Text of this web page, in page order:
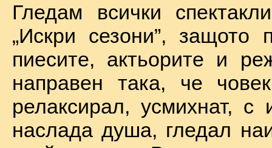
Гледам всички
„Искри сезони”, защото
пиесите, актьорите и
направен така, че
релаксирал, усмихнат, с
наслада душа, гледал